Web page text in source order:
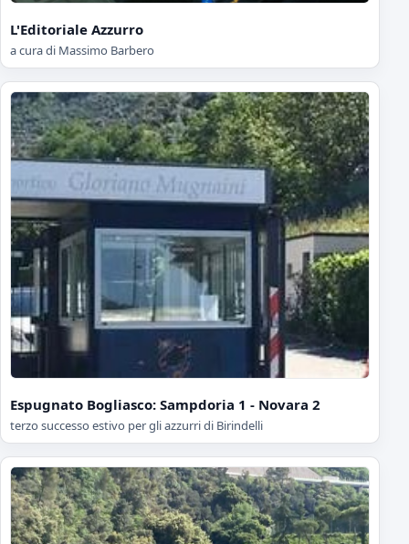
L'Editoriale Azzurro
a cura di Massimo Barbero
Espugnato Bogliasco: Sampdoria 1 - Novara 2
terzo successo estivo per gli azzurri di Birindelli